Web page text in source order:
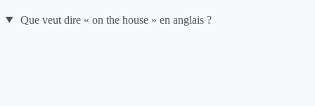
Que veut dire « on the house » en anglais ?